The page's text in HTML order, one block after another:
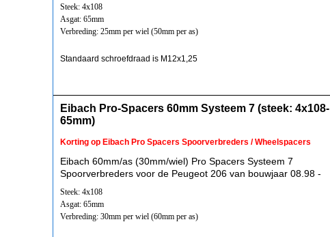
Steek: 4x108
Asgat: 65mm
Verbreding: 25mm per wiel (50mm per as)
Standaard schroefdraad is M12x1,25
Eibach Pro-Spacers 60mm Systeem 7 (steek: 4x108-
65mm)
Korting op Eibach Pro Spacers Spoorverbreders / Wheelspacers
Eibach 60mm/as (30mm/wiel) Pro Spacers Systeem 7
Spoorverbreders voor de Peugeot 206 van bouwjaar 08.98 -
Steek: 4x108
Asgat: 65mm
Verbreding: 30mm per wiel (60mm per as)